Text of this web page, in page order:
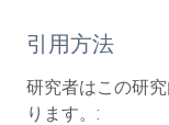
引用方法
研究者はこの研
ります。: